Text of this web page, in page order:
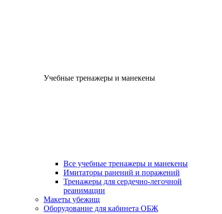
Учебные тренажеры и манекены
Все учебные тренажеры и манекены
Имитаторы ранений и поражений
Тренажеры для сердечно-легочной
реанимации
Макеты убежищ
Оборудование для кабинета ОБЖ